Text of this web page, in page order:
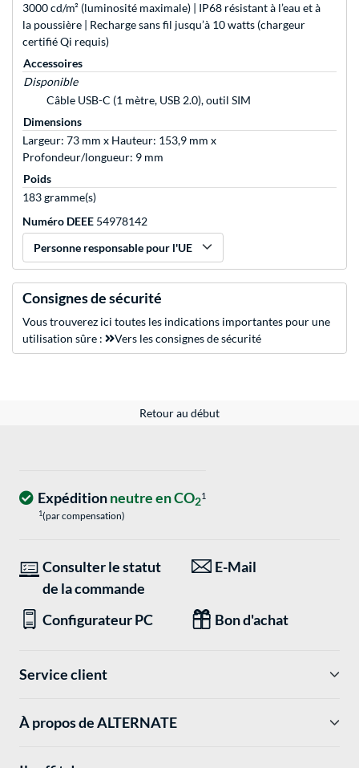
3000 cd/m² (luminosité maximale) | IP68 résistant à l’eau et à
la poussière | Recharge sans fil jusqu’à 10 watts (chargeur
certifié Qi requis)
Accessoires
Disponible
Câble USB-C (1 mètre, USB 2.0), outil SIM
Dimensions
Largeur: 73 mm x Hauteur: 153,9 mm x
Profondeur/longueur: 9 mm
Poids
183 gramme(s)
Numéro DEEE 54978142
Personne responsable pour l'UE
Consignes de sécurité
Vous trouverez ici toutes les indications importantes pour une
utilisation sûre :
Vers les consignes de sécurité
Retour au début
Expéditionneutre en CO21
1(par compensation)
Consulter le statut
de la commande
E-Mail
Configurateur PC Bon d'achat
Service client
À propos de ALTERNATE